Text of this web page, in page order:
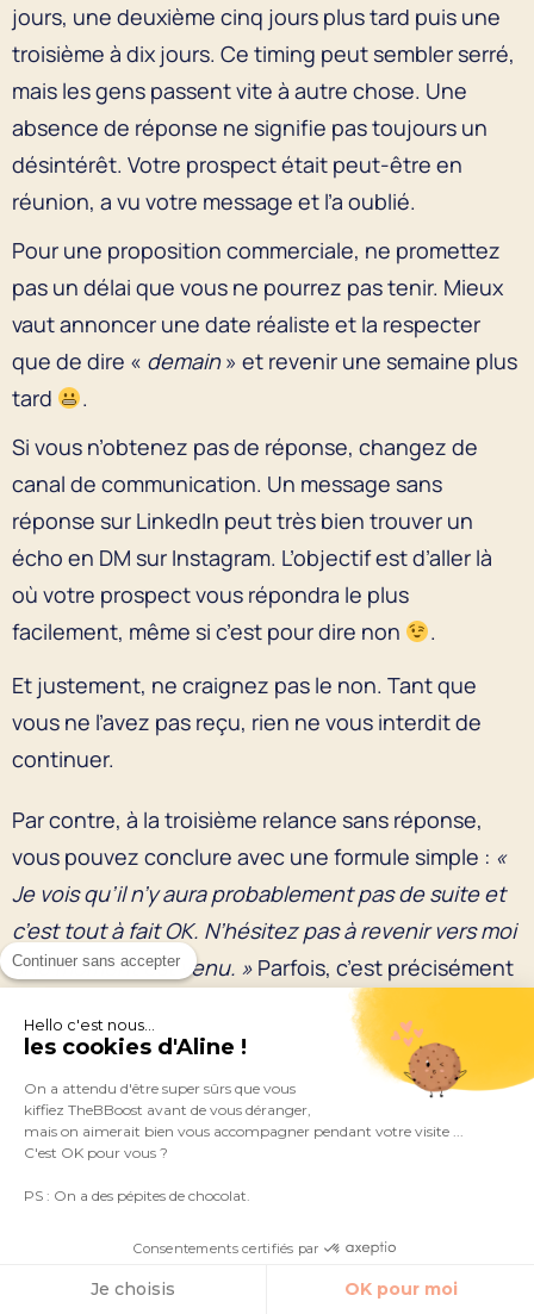
Continuer sans accepter
Hello c'est nous...
les cookies d'Aline !
On a attendu d'être super sûrs que vous
kiffiez TheBBoost avant de vous déranger,
mais on aimerait bien vous accompagner pendant votre visite ...
C'est OK pour vous ?
PS : On a des pépites de chocolat.
Consentements certifiés par
Je choisis OK pour moi
jours, une deuxième cinq jours plus tard puis une
troisième à dix jours. Ce timing peut sembler serré,
mais les gens passent vite à autre chose. Une
absence de réponse ne signifie pas toujours un
désintérêt. Votre prospect était peut-être en
réunion, a vu votre message et l’a oublié.
Pour une proposition commerciale, ne promettez
pas un délai que vous ne pourrez pas tenir. Mieux
vaut annoncer une date réaliste et la respecter
que de dire « demain » et revenir une semaine plus
tard
.
Si vous n’obtenez pas de réponse, changez de
canal de communication. Un message sans
réponse sur LinkedIn peut très bien trouver un
écho en DM sur Instagram. L’objectif est d’aller là
où votre prospect vous répondra le plus
facilement, même si c’est pour dire non
.
Et justement, ne craignez pas le non. Tant que
vous ne l’avez pas reçu, rien ne vous interdit de
continuer.
Par contre, à la troisième relance sans réponse,
vous pouvez conclure avec une formule simple : «
Je vois qu’il n’y aura probablement pas de suite et
c’est tout à fait OK. N’hésitez pas à revenir vers moi
si le moment est venu. » Parfois, c’est précisément
ce message qui déclenche une réponse.
Cas pratique de relance
commerciale
Si vous avez envoyé un devis et que votre
prospect ne répond plus, voici le rythme de
Date d’échéance → Si une échéance a été fixée, le